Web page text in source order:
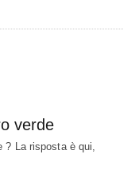
verde
? La risposta è qui,